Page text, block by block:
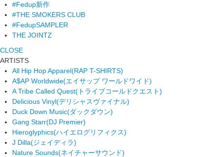
#Fedup新作
#THE SMOKERS CLUB
#FedupSAMPLER
THE JOINTZ
CLOSE
ARTISTS
All Hip Hop Apparel(RAP T-SHIRTS)
A$AP Worldwide(エイサップ ワールドワイド)
A Tribe Called Quest(トライブコールドクエスト)
Delicious Vinyl(デリシャスヴァイナル)
Duck Down Music(ダックダウン)
Gang Starr(DJ Premier)
Hieroglyphics(ハイエログリフィクス)
J Dilla(ジェイディラ)
Nature Sounds(ネイチャーサウンド)